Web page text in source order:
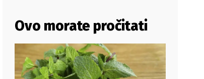
Ovo morate pročitati